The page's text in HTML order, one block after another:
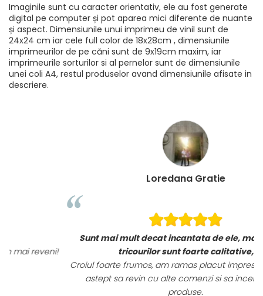
Imaginile sunt cu caracter orientativ, ele au fost generate
digital pe computer și pot aparea mici diferente de nuante
și aspect. Dimensiunile unui imprimeu de vinil sunt de
24x24 cm iar cele full color de 18x28cm , dimensiunile
imprimeurilor de pe căni sunt de 9x19cm maxim, iar
imprimeurile sorturilor si al pernelor sunt de dimensiunile
unei coli A4, restul produselor avand dimensiunile afisate in
descriere.
Loredana Gratie
Sunt mai mult decat incantata de ele, materialele
tricourilor sunt foarte calitative,
Croiul foarte frumos, am ramas placut impresionata, abia
astept sa revin cu alte comenzi si sa incerc si alte